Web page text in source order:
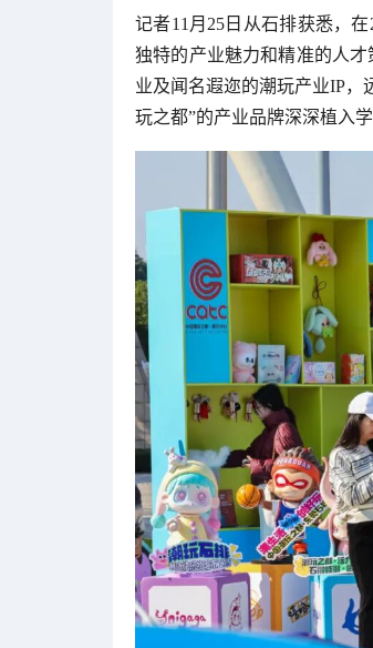
记者11月25日从石排获悉，
独特的产业魅力和精准的人
业及闻名遐迩的潮玩产业IP，
玩之都”的产业品牌深深植入